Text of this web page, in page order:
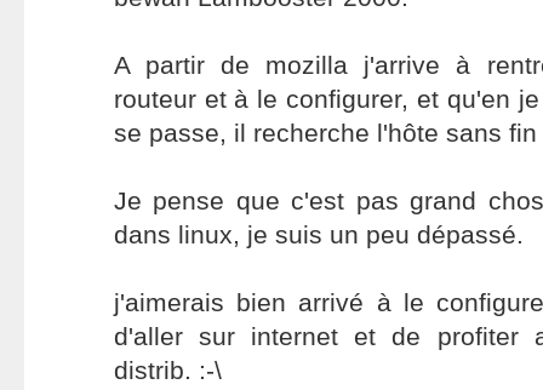
A partir de mozilla j'arrive à
routeur et à le configurer, et qu'en
se passe, il recherche l'hôte sans
Je pense que c'est pas grand
dans linux, je suis un peu dépassé.
j'aimerais bien arrivé à le
d'aller sur internet et de profiter
distrib. :-\